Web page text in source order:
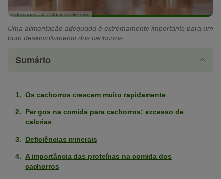
© demanescale / stock.adobe.com
Uma alimentação adequada é extremamente importante para um
bom desenvolvimento dos cachorros
Sumário
Os cachorros crescem muito rapidamente
Perigos na comida para cachorros: excesso de
calorias
Deficiências minerais
A importância das proteínas na comida dos
cachorros